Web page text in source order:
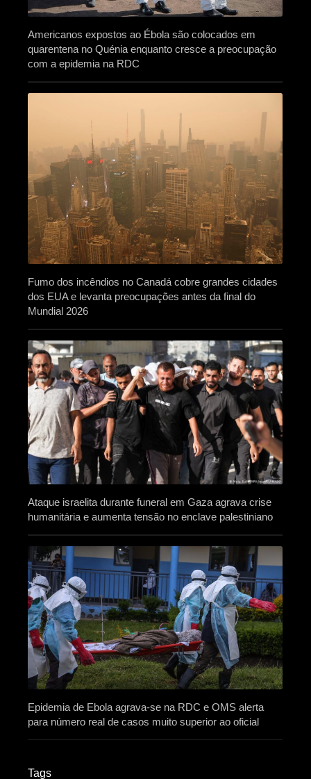
Americanos expostos ao Ébola são colocados em
quarentena no Quénia enquanto cresce a preocupação
com a epidemia na RDC
Fumo dos incêndios no Canadá cobre grandes cidades
dos EUA e levanta preocupações antes da final do
Mundial 2026
Ataque israelita durante funeral em Gaza agrava crise
humanitária e aumenta tensão no enclave palestiniano
Epidemia de Ebola agrava-se na RDC e OMS alerta
para número real de casos muito superior ao oficial
Tags